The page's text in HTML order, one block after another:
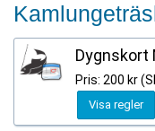
Dygnskort
Pris: 200 kr
Visa regler